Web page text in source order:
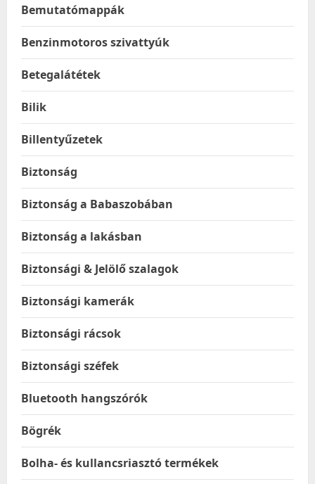
Bemutatómappák
Benzinmotoros szivattyúk
Betegalátétek
Bilik
Billentyűzetek
Biztonság
Biztonság a Babaszobában
Biztonság a lakásban
Biztonsági & Jelölő szalagok
Biztonsági kamerák
Biztonsági rácsok
Biztonsági széfek
Bluetooth hangszórók
Bögrék
Bolha- és kullancsriasztó termékek